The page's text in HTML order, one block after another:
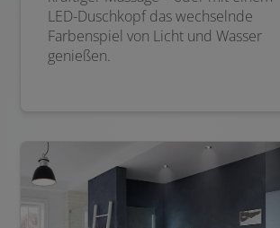
LED-Duschkopf das wechselnde
Farbenspiel von Licht und Wasser
genießen.